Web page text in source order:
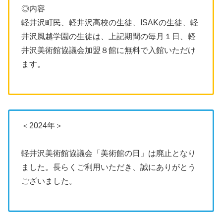
◎内容
軽井沢町民、軽井沢高校の生徒、ISAKの生徒、軽
井沢風越学園の生徒は、上記期間の毎月１日、軽
井沢美術館協議会加盟８館に無料で入館いただけ
ます。
＜2024年＞
軽井沢美術館協議会「美術館の日」は廃止となり
ました。長らくご利用いただき、誠にありがとう
ございました。